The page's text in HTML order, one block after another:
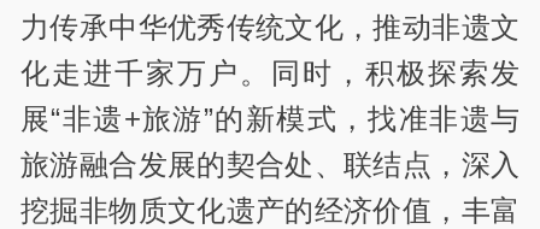
力传承中华优秀传统文化，推动非遗文
化走进千家万户。同时，积极探索发
展“非遗+旅游”的新模式，找准非遗与
旅游融合发展的契合处、联结点，深入
挖掘非物质文化遗产的经济价值，丰富